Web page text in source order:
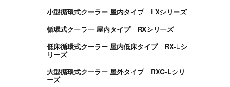
小型循環式クーラー 屋内タイプ LXシリーズ
循環式クーラー 屋内タイプ RXシリーズ
低床循環式クーラー 屋内低床タイプ RX-Lシ
リーズ
大型循環式クーラー 屋外タイプ RXC-Lシリ
ーズ